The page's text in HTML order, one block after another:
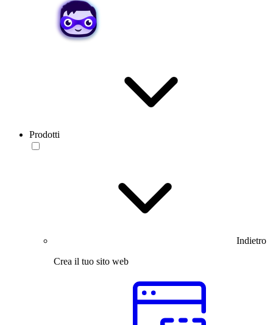
Prodotti
Indietro
Crea il tuo sito web